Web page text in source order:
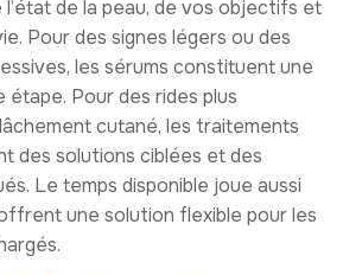
de la peau, de vos objectifs et
Pour des signes légers ou des
les sérums constituent une
Pour des rides plus
cutané, les traitements
des solutions ciblées et des
Le temps disponible joue aussi
une solution flexible pour les